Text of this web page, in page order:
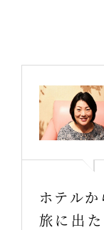
ホテルか
旅に出